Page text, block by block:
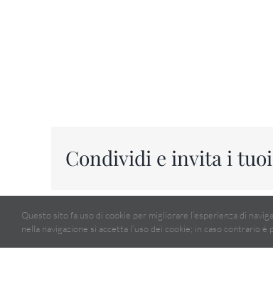
Condividi e invita i
Questo sito fa uso di cookie per migliorare l’esperienza di
nella navigazione si accetta l’uso dei cookie; in caso contrario è